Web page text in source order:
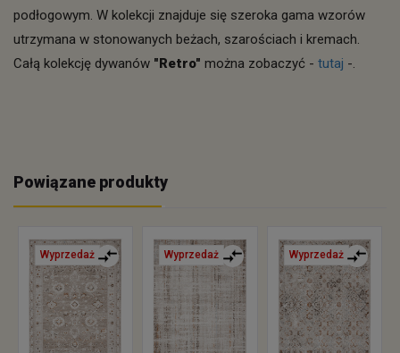
podłogowym. W kolekcji znajduje się szeroka gama wzorów
utrzymana w stonowanych beżach, szarościach i kremach.
Całą kolekcję dywanów "Retro" można zobaczyć - tutaj -.
Powiązane produkty
Wyprzedaż Wyprzedaż Wyprzedaż